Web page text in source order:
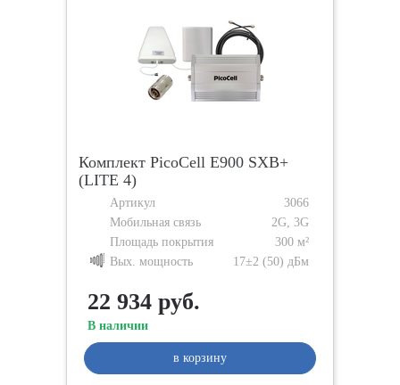
Комплект PicoCell Е900 SXB+
(LITE 4)
Артикул
3066
Мобильная связь
2G, 3G
Площадь покрытия
300 м²
Вых. мощность
17±2 (50) дБм
22 934 руб.
В наличии
в корзину